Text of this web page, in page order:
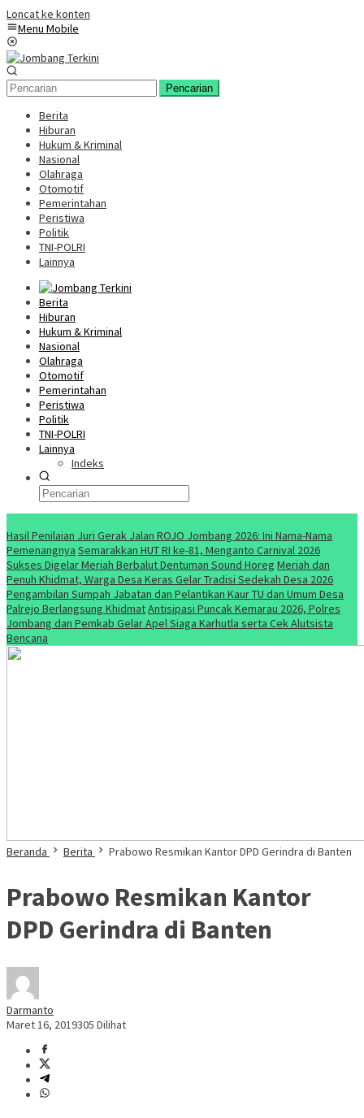
Loncat ke konten
Menu Mobile
Pencarian
Berita
Hiburan
Hukum & Kriminal
Nasional
Olahraga
Otomotif
Pemerintahan
Peristiwa
Politik
TNI-POLRI
Lainnya
Berita
Hiburan
Hukum & Kriminal
Nasional
Olahraga
Otomotif
Pemerintahan
Peristiwa
Politik
TNI-POLRI
Lainnya
Indeks
Hasil Penilaian Juri Gerak Jalan ROJO Jombang 2026: Ini Nama-Nama
Pemenangnya Semarakkan HUT RI ke-81, Menganto Carnival 2026
Sukses Digelar Meriah Berbalut Dentuman Sound Horeg Meriah dan
Penuh Khidmat, Warga Desa Keras Gelar Tradisi Sedekah Desa 2026
Pengambilan Sumpah Jabatan dan Pelantikan Kaur TU dan Umum Desa
Palrejo Berlangsung KhidmatAntisipasi Puncak Kemarau 2026, Polres
Jombang dan Pemkab Gelar Apel Siaga Karhutla serta Cek Alutsista
Bencana
Beranda Berita Prabowo Resmikan Kantor DPD Gerindra di Banten
Prabowo Resmikan Kantor
DPD Gerindra di Banten
Darmanto
Maret 16, 2019305 Dilihat